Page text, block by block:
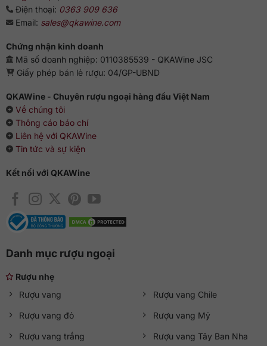
Điện thoại: 0363 909 636
Email: sales@qkawine.com
Chứng nhận kinh doanh
Mã số doanh nghiệp: 0110385539 - QKAWine JSC
Giấy phép bán lẻ rượu: 04/GP-UBND
QKAWine - Chuyên rượu ngoại hàng đầu Việt Nam
Về chúng tôi
Thông cáo báo chí
Liên hệ với QKAWine
Tin tức và sự kiện
Kết nối với QKAWine
Danh mục rượu ngoại
Rượu nhẹ
Rượu vang
Rượu vang đỏ
Rượu vang trắng
Rượu vang Chile
Rượu vang Mỹ
Rượu vang Tây Ban Nha